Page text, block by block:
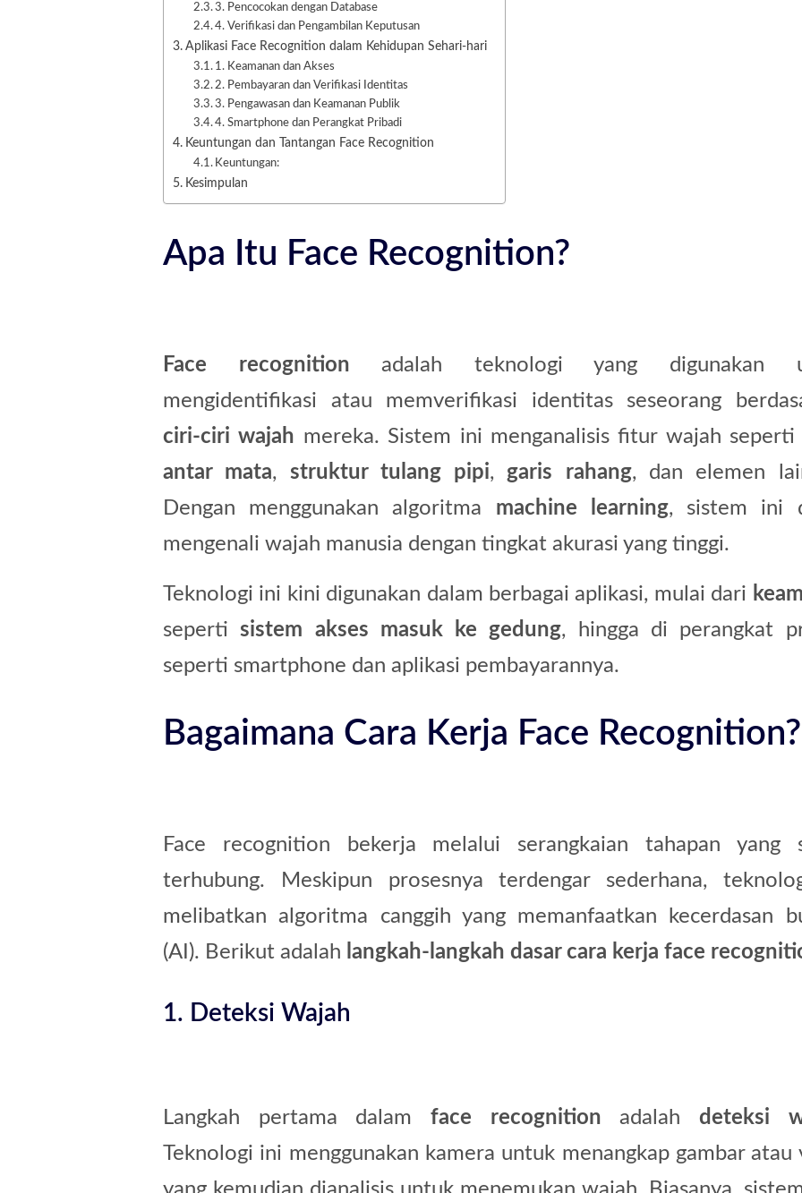
3. Pencocokan dengan Database
4. Verifikasi dan Pengambilan Keputusan
Aplikasi Face Recognition dalam Kehidupan Sehari-hari
1. Keamanan dan Akses
2. Pembayaran dan Verifikasi Identitas
3. Pengawasan dan Keamanan Publik
4. Smartphone dan Perangkat Pribadi
Keuntungan dan Tantangan Face Recognition
Keuntungan:
Kesimpulan
Apa Itu Face Recognition?
Face recognition adalah teknologi yang digunakan
mengidentifikasi atau memverifikasi identitas seseorang
ciri-ciri wajah mereka. Sistem ini menganalisis fitur wajah
antar mata, struktur tulang pipi, garis rahang, dan elemen
Dengan menggunakan algoritma machine learning, sistem ini
mengenali wajah manusia dengan tingkat akurasi yang tinggi.
Teknologi ini kini digunakan dalam berbagai aplikasi, mulai dari
sepertisistem akses masuk ke gedung, hingga di perangkat
seperti smartphone dan aplikasi pembayarannya.
Bagaimana Cara Kerja Face Recognition?
Face recognition bekerja melalui serangkaian tahapan yang
terhubung. Meskipun prosesnya terdengar sederhana,
melibatkan algoritma canggih yang memanfaatkan kecerdasan
(AI). Berikut adalah langkah-langkah dasar cara kerja face
1. Deteksi Wajah
Langkah pertama dalam face recognition adalahdeteksi
Teknologi ini menggunakan kamera untuk menangkap gambar atau